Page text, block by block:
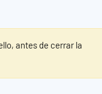
antes de cerrar la